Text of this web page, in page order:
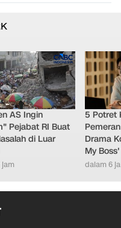
AS Ingin
Pejabat RI Buat
di Luar
5 Potret
Drama
My Boss'
dalam 6